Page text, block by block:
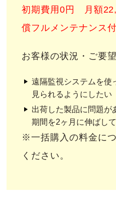
初期費用0円 月額
償フルメンテナンス
お客様の状況・ご要望
遠隔監視システムを使
見られるようにしたい
出荷した製品に問題が
期間を2ヶ月に伸ばし
※一括購入の料金に
ください。